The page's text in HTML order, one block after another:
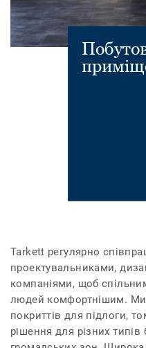
Tarkett регулярно
проектувальниками,
компаніями, щоб
людей комфортнішим.
покриттів для підлоги,
рішення для різних типів